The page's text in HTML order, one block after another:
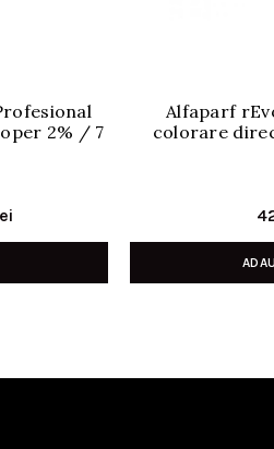
2% / 7
Prețul
curent
Alfaparf
colorare